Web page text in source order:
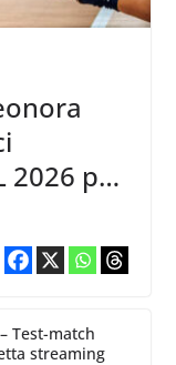
2026 per
Test-match
streaming